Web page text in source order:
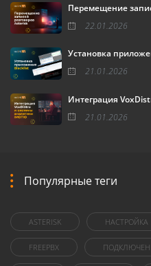
Перемещение
22.01.2026
Установка
21.01.2026
Интеграция
21.01.2026
Популярные теги
ASTERISK НАСТРОЙКА
FREEPBX